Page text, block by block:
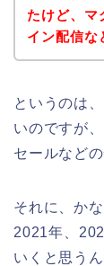
たけど、マ
イン配信な
というのは
いのですが
セールなど
それに、か
2021年、
いくと思う